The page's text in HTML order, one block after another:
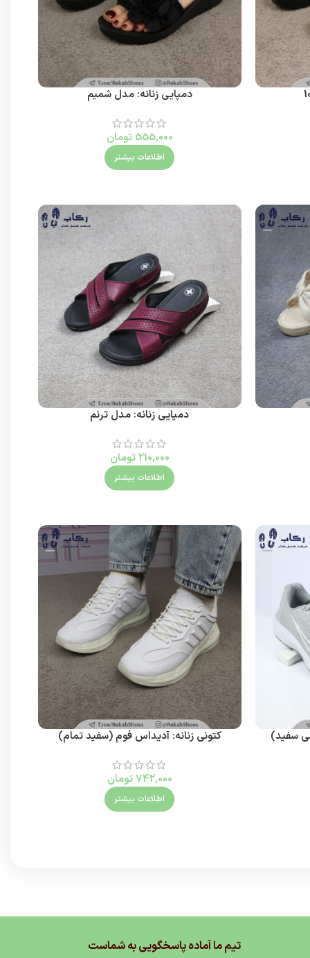
دمپایی زنانه: مدل شمیم
555,000 تومان
اطلاعات بیشتر
دمپایی زنانه: مدل ترنم
210,000 تومان
اطلاعات بیشتر
سفید) کتونی زنانه: آدیداس فوم (سفید تمام)
742,000تومان
اطلاعات بیشتر
تیم ما آماده پاسخگویی به شماست